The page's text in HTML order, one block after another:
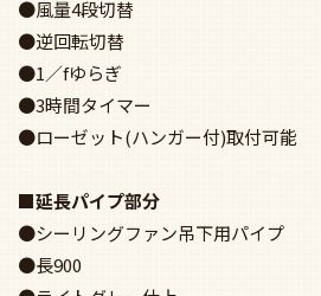
●1／fゆらぎ
●3時間タイマー
●ローゼット(ハンガー付)取付可能
■延長パイプ部分
●長900
●ライトグレー仕上
●ボルト取付専用